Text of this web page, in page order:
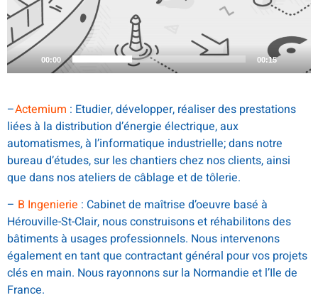
00:00 00:15
–Actemium : Etudier, développer, réaliser des prestations
liées à la distribution d’énergie électrique, aux
automatismes, à l’informatique industrielle; dans notre
bureau d’études, sur les chantiers chez nos clients, ainsi
que dans nos ateliers de câblage et de tôlerie.
– B Ingenierie : Cabinet de maîtrise d’oeuvre basé à
Hérouville-St-Clair, nous construisons et réhabilitons des
bâtiments à usages professionnels. Nous intervenons
également en tant que contractant général pour vos projets
clés en main. Nous rayonnons sur la Normandie et l’Ile de
France.